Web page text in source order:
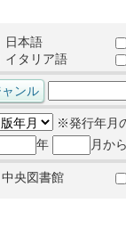
日本語
イタリア語
※発行年月
年
月から
中央図書館